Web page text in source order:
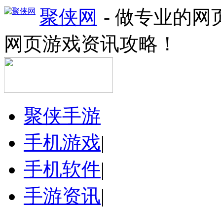
聚侠网 - 做专业的网
网页游戏资讯攻略！
聚侠手游
手机游戏|
手机软件|
手游资讯|